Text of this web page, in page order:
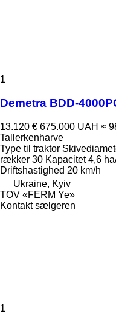
1
Demetra BDD-
13.120 € 675.000 UAH ≈
Tallerkenharve
Type til traktor
rækker 30 Kapacitet 4,6
Driftshastighed 20 km/h
Ukraine, Kyiv
TOV «FERM Ye»
Kontakt sælgeren
1